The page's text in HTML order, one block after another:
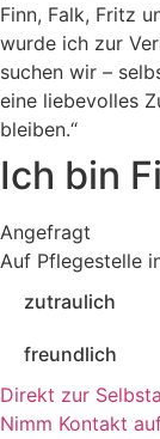
Finn, Falk, Fritz
wurde ich zur
suchen wir –
eine liebevolles
bleiben.“
Ich bin
Angefragt
Auf Pflegestelle
zutraulich
freundlich
Direkt zur
Nimm Kontakt